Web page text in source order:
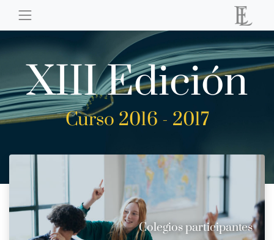
XIII Edición
Curso 2016 - 2017
Colegios participantes